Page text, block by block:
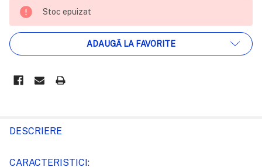
STOC
EPUIZAT
Stoc epuizat
ADAUGĂ LA FAVORITE
CUMPARATE
DESCRIERE
CARACTERISTICI: